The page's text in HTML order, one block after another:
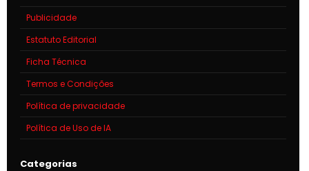
Publicidade
Estatuto Editorial
Ficha Técnica
Termos e Condições
Política de privacidade
Política de Uso de IA
Categorias